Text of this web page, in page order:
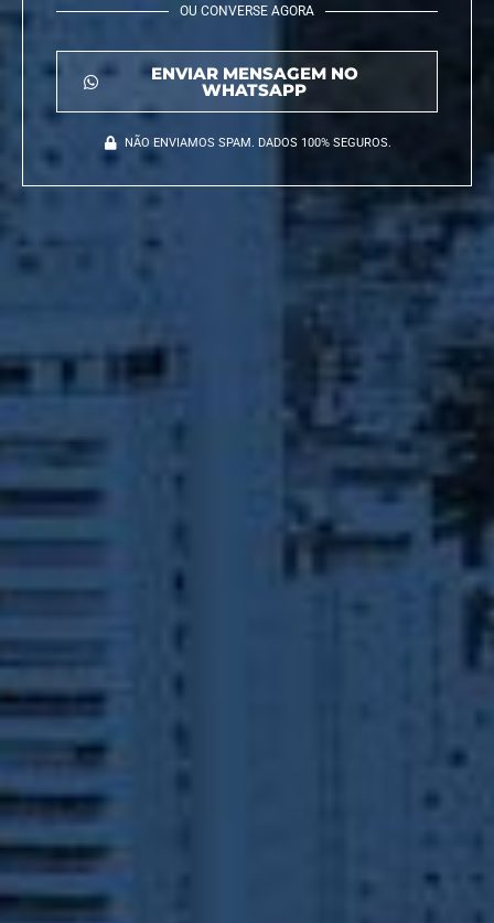
OU CONVERSE AGORA
ENVIAR MENSAGEM NO
WHATSAPP
NÃO ENVIAMOS SPAM. DADOS 100% SEGUROS.